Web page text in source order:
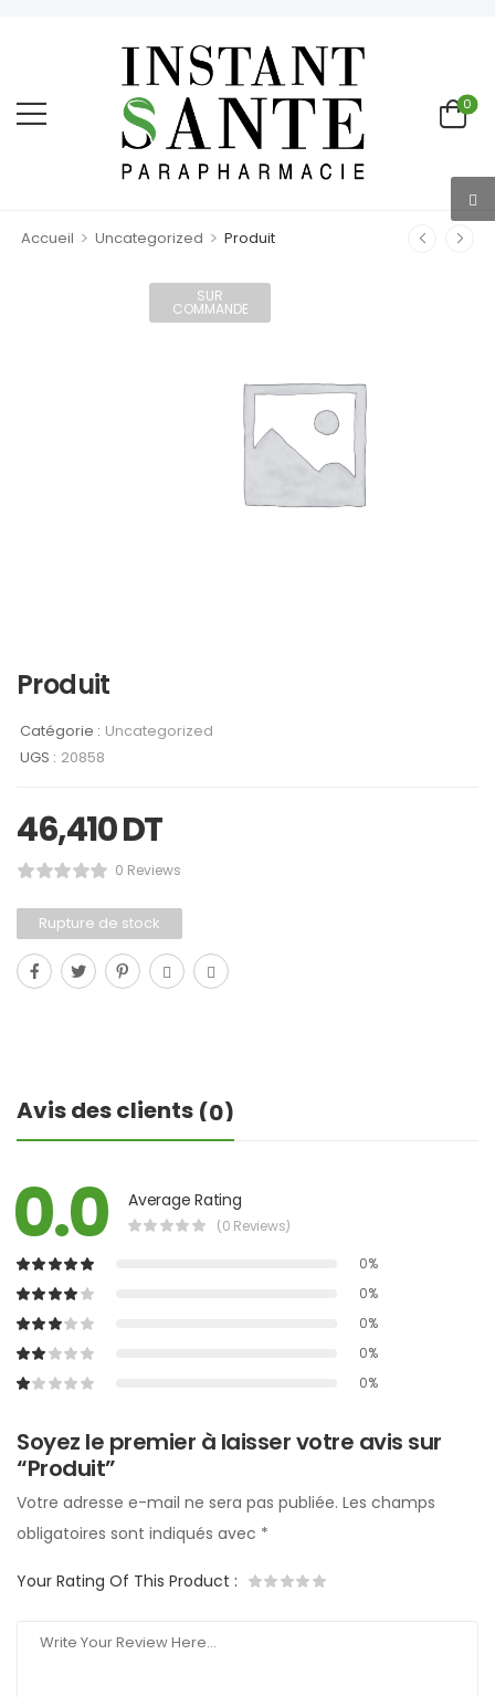
0
Accueil > Uncategorized > Produit
SUR
COMMANDE
Produit
Catégorie : Uncategorized
UGS : 20858
46,410DT
0 Reviews
Rupture de stock
Avis des clients (0)
0.0 Average Rating
(0 Reviews)
0%
0%
0%
0%
0%
Soyez le premier à laisser votre avis sur
“Produit”
Votre adresse e-mail ne sera pas publiée. Les champs
obligatoires sont indiqués avec *
Your Rating Of This Product :